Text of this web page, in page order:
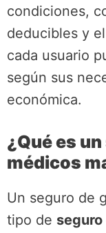
condiciones,
deducibles y
cada usuario
según sus
económica.
¿Qué es
médicos
Un seguro de
tipo de